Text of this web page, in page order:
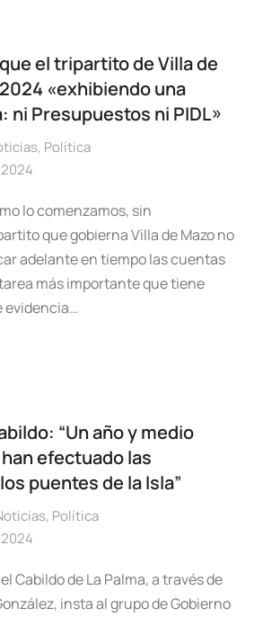
el tripartito de Villa de
«exhibiendo una
ni Presupuestos ni PIDL»
, Política
lo comenzamos, sin
que gobierna Villa de Mazo no
adelante en tiempo las cuentas
más importante que tiene
evidencia…
“Un año y medio
efectuado las
puentes de la Isla”
, Política
Cabildo de La Palma, a través de
insta al grupo de Gobierno